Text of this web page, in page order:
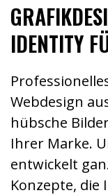
IDENTITY
Webdesign
hübsche
Ihrer Marke.
entwickelt
Konzepte,